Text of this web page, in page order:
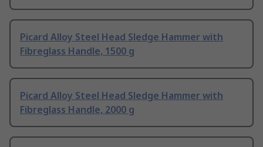
Picard Alloy Steel Head Sledge Hammer with
Fibreglass Handle, 1500 g
Picard Alloy Steel Head Sledge Hammer with
Fibreglass Handle, 2000 g